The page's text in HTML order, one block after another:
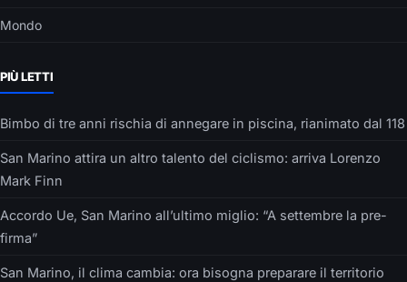
Mondo
PIÙ LETTI
Bimbo di tre anni rischia di annegare in piscina, rianimato dal 118
San Marino attira un altro talento del ciclismo: arriva Lorenzo
Mark Finn
Accordo Ue, San Marino all’ultimo miglio: “A settembre la pre-
firma”
San Marino, il clima cambia: ora bisogna preparare il territorio